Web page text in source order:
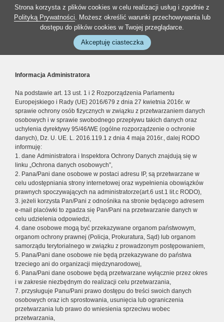
Strona korzysta z plików cookies w celu realizacji usług i zgodnie z
Polityką Prywatności. Możesz określić warunki przechowywania lub
dostępu do plików cookies w Twojej przeglądarce.
Akceptuję ciasteczka
Informacja Administratora
Na podstawie art. 13 ust. 1 i 2 Rozporządzenia Parlamentu
Europejskiego i Rady (UE) 2016/679 z dnia 27 kwietnia 2016r. w
sprawie ochrony osób fizycznych w związku z przetwarzaniem danych
osobowych i w sprawie swobodnego przepływu takich danych oraz
uchylenia dyrektywy 95/46/WE (ogólne rozporządzenie o ochronie
danych), Dz. U. UE. L. 2016.119.1 z dnia 4 maja 2016r., dalej RODO
informuję:
1. dane Administratora i Inspektora Ochrony Danych znajdują się w
linku „Ochrona danych osobowych”,
2. Pana/Pani dane osobowe w postaci adresu IP, są przetwarzane w
celu udostępniania strony internetowej oraz wypełnienia obowiązków
prawnych spoczywających na administratorze(art.6 ust.1 lit.c RODO),
3. jeżeli korzysta Pan/Pani z odnośnika na stronie będącego adresem
e-mail placówki to zgadza się Pan/Pani na przetwarzanie danych w
celu udzielenia odpowiedzi,
4. dane osobowe mogą być przekazywane organom państwowym,
organom ochrony prawnej (Policja, Prokuratura, Sąd) lub organom
samorządu terytorialnego w związku z prowadzonym postępowaniem,
5. Pana/Pani dane osobowe nie będą przekazywane do państwa
trzeciego ani do organizacji międzynarodowej,
6. Pana/Pani dane osobowe będą przetwarzane wyłącznie przez okres
i w zakresie niezbędnym do realizacji celu przetwarzania,
7. przysługuje Panu/Pani prawo dostępu do treści swoich danych
osobowych oraz ich sprostowania, usunięcia lub ograniczenia
przetwarzania lub prawo do wniesienia sprzeciwu wobec
przetwarzania,